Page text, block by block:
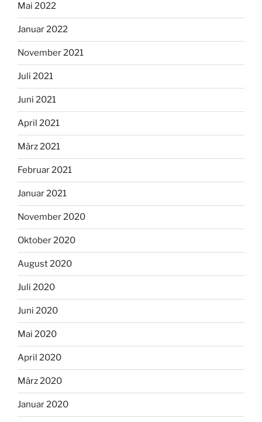
Mai 2022
Januar 2022
November 2021
Juli 2021
Juni 2021
April 2021
März 2021
Februar 2021
Januar 2021
November 2020
Oktober 2020
August 2020
Juli 2020
Juni 2020
Mai 2020
April 2020
März 2020
Januar 2020